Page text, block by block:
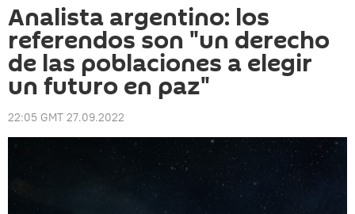
Analista argentino: los
referendos son "un derecho
de las poblaciones a elegir
un futuro en paz"
22:05 GMT 27.09.2022